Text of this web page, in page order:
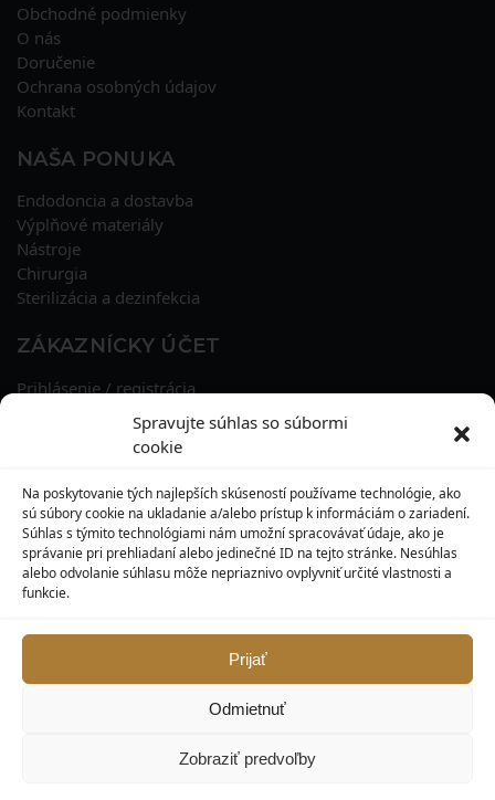
Spravujte súhlas so súbormi
cookie
Na poskytovanie tých najlepších skúseností používame technológie, ako
sú súbory cookie na ukladanie a/alebo prístup k informáciám o zariadení.
Súhlas s týmito technológiami nám umožní spracovávať údaje, ako je
správanie pri prehliadaní alebo jedinečné ID na tejto stránke. Nesúhlas
alebo odvolanie súhlasu môže nepriaznivo ovplyvniť určité vlastnosti a
funkcie.
Prijať
Odmietnuť
Zobraziť predvoľby
Obchodné podmienky
O nás
Doručenie
Ochrana osobných údajov
Kontakt
NAŠA PONUKA
Endodoncia a dostavba
Výplňové materiály
Nástroje
Chirurgia
Sterilizácia a dezinfekcia
ZÁKAZNÍCKY ÚČET
Prihlásenie / registrácia
História objednávok
Zľavové kupóny
KONTAKT
MAXILO DENTAL, s. r. o.